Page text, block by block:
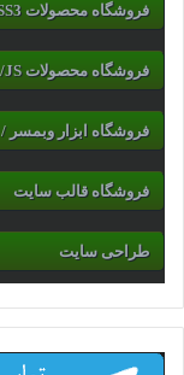
فروشگاه محصولات CSS/CSS3
فروشگاه محصولات HTML5/JS
فروشگاه ابزار وبمسر /
فروشگاه قالب سایت
طراحی سایت